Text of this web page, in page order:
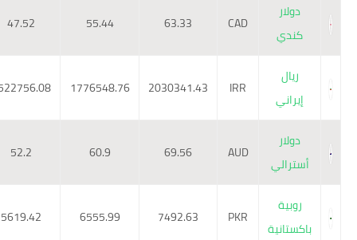
دولار
كندي
CAD
63.33
55.44
47.52
إيراني
2030341.43
1776548.76
1522756.08
دولار
أسترالي
AUD
69.56
60.9
52.2
روبية
باكستانية
7492.63
6555.99
5619.42